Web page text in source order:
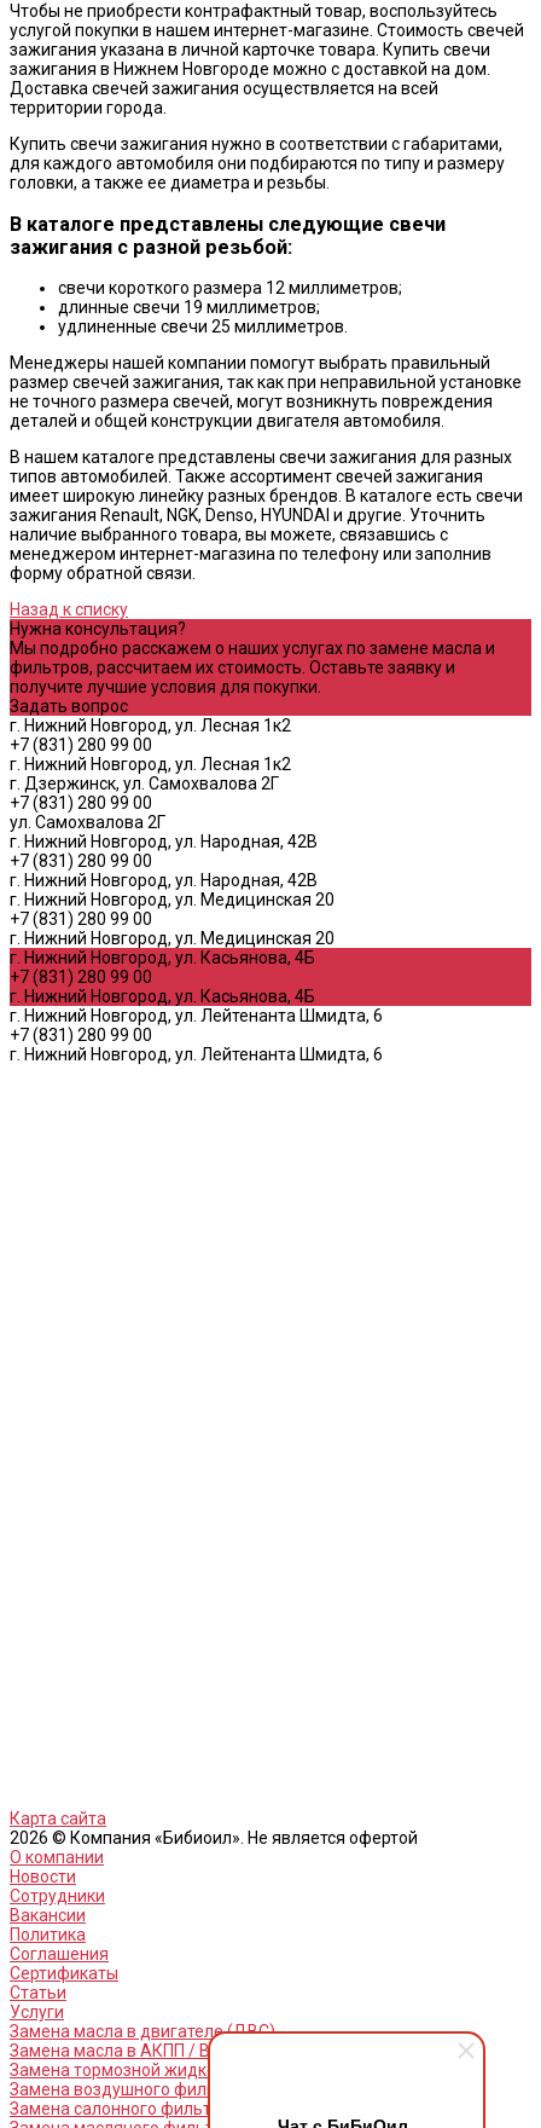
Чтобы не приобрести контрафактный товар, воспользуйтесь
услугой покупки в нашем интернет-магазине. Стоимость свечей
зажигания указана в личной карточке товара. Купить свечи
зажигания в Нижнем Новгороде можно с доставкой на дом.
Доставка свечей зажигания осуществляется на всей
территории города.
Купить свечи зажигания нужно в соответствии с габаритами,
для каждого автомобиля они подбираются по типу и размеру
головки, а также ее диаметра и резьбы.
В каталоге представлены следующие свечи
зажигания с разной резьбой:
свечи короткого размера 12 миллиметров;
длинные свечи 19 миллиметров;
удлиненные свечи 25 миллиметров.
Менеджеры нашей компании помогут выбрать правильный
размер свечей зажигания, так как при неправильной установке
не точного размера свечей, могут возникнуть повреждения
деталей и общей конструкции двигателя автомобиля.
В нашем каталоге представлены свечи зажигания для разных
типов автомобилей. Также ассортимент свечей зажигания
имеет широкую линейку разных брендов. В каталоге есть свечи
зажигания Renault, NGK, Denso, HYUNDAI и другие. Уточнить
наличие выбранного товара, вы можете, связавшись с
менеджером интернет-магазина по телефону или заполнив
форму обратной связи.
Назад к списку
Нужна консультация?
Мы подробно расскажем о наших услугах по замене масла и
фильтров, рассчитаем их стоимость. Оставьте заявку и
получите лучшие условия для покупки.
Задать вопрос
г. Нижний Новгород, ул. Лесная 1к2
+7 (831) 280 99 00
г. Нижний Новгород, ул. Лесная 1к2
г. Дзержинск, ул. Самохвалова 2Г
+7 (831) 280 99 00
ул. Самохвалова 2Г
г. Нижний Новгород, ул. Народная, 42В
+7 (831) 280 99 00
г. Нижний Новгород, ул. Народная, 42В
г. Нижний Новгород, ул. Медицинская 20
+7 (831) 280 99 00
г. Нижний Новгород, ул. Медицинская 20
г. Нижний Новгород, ул. Касьянова, 4Б
+7 (831) 280 99 00
г. Нижний Новгород, ул. Касьянова, 4Б
г. Нижний Новгород, ул. Лейтенанта Шмидта, 6
+7 (831) 280 99 00
г. Нижний Новгород, ул. Лейтенанта Шмидта, 6
Карта сайта
2026 © Компания «Бибиоил». Не является офертой
О компании
Новости
Сотрудники
Вакансии
Политика
Соглашения
Сертификаты
Статьи
Услуги
Замена масла в двигателе (ДВС)
Замена масла в АКПП / Вариатор и МКПП
Замена тормозной жидкости
Замена воздушного фильтра
Замена салонного фильтра